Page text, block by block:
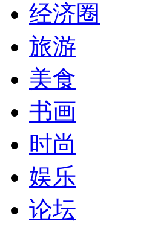
经济圈
旅游
美食
书画
时尚
娱乐
论坛